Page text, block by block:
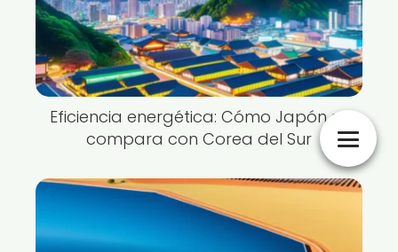
Eficiencia energética: Cómo Japón se
compara con Corea del Sur